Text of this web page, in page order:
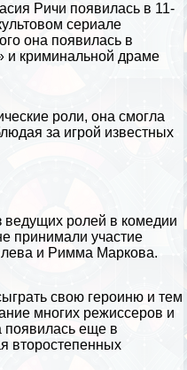
Ричи появилась в 11-
сериале
она появилась в
и криминальной драме
роли, она смогла
за игрой известных
ведущих ролей в комедии
принимали участие
и Римма Маркова.
свою героиню и тем
многих режиссеров и
появилась еще в
второстепенных